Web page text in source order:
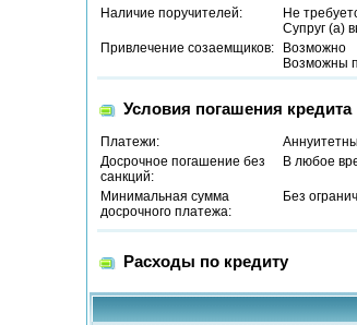
Наличие поручителей:
Не
Супруг (а)
Привлечение созаемщиков:
Возможно
Возможны
Условия погашения кредита
Платежи:
Досрочное погашение без
санкций:
В любое
Минимальная сумма
досрочного платежа:
Без
Расходы по кредиту